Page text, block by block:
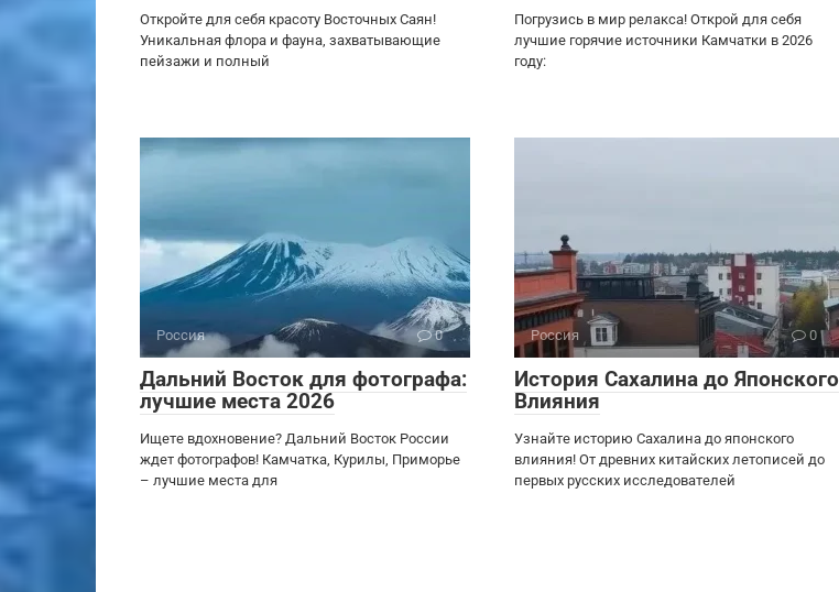
Откройте для себя красоту Восточных Саян!
Уникальная флора и фауна, захватывающие
пейзажи и полный
Погрузись в мир релакса! Открой для себя
лучшие горячие источники Камчатки в 2026
году:
Россия 0
Дальний Восток для фотографа:
лучшие места 2026
Ищете вдохновение? Дальний Восток России
ждет фотографов! Камчатка, Курилы, Приморье
– лучшие места для
Россия 0
История Сахалина до Японского
Влияния
Узнайте историю Сахалина до японского
влияния! От древних китайских летописей до
первых русских исследователей